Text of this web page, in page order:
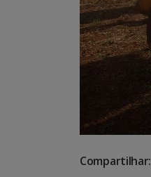
Compartilhar: